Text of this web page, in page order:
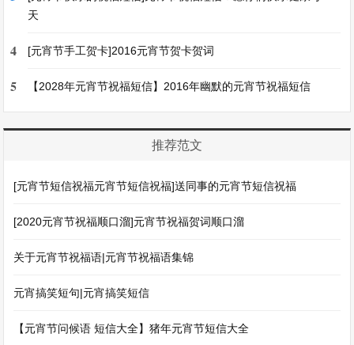
天
4 [元宵节手工贺卡]2016元宵节贺卡贺词
5 【2028年元宵节祝福短信】2016年幽默的元宵节祝福短信
推荐范文
[元宵节短信祝福元宵节短信祝福]送同事的元宵节短信祝福
[2020元宵节祝福顺口溜]元宵节祝福贺词顺口溜
关于元宵节祝福语|元宵节祝福语集锦
元宵搞笑短句|元宵搞笑短信
【元宵节问候语 短信大全】猪年元宵节短信大全